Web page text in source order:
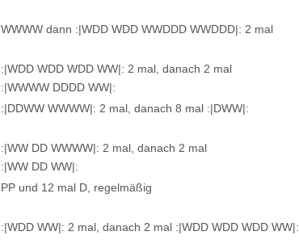
WWWW dann :|WDD WDD WWDDD WWDDD|: 2 mal
:|WDD WDD WDD WW|: 2 mal, danach 2 mal
:|WWWW DDDD WW|:
:|DDWW WWWW|: 2 mal, danach 8 mal :|DWW|:
:|WW DD WWWW|: 2 mal, danach 2 mal
:|WW DD WW|:
PP und 12 mal D, regelmäßig
:|WDD WW|: 2 mal, danach 2 mal :|WDD WDD WDD WW|: